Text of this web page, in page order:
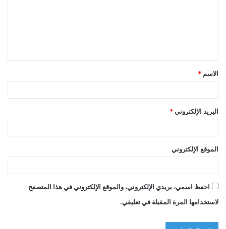
ق
*
الاسم *
البريد الإلكتروني *
الموقع الإلكتروني
احفظ اسمي، بريدي الإلكتروني، والموقع الإلكتروني في هذا المتصفح
لاستخدامها المرة المقبلة في تعليقي.